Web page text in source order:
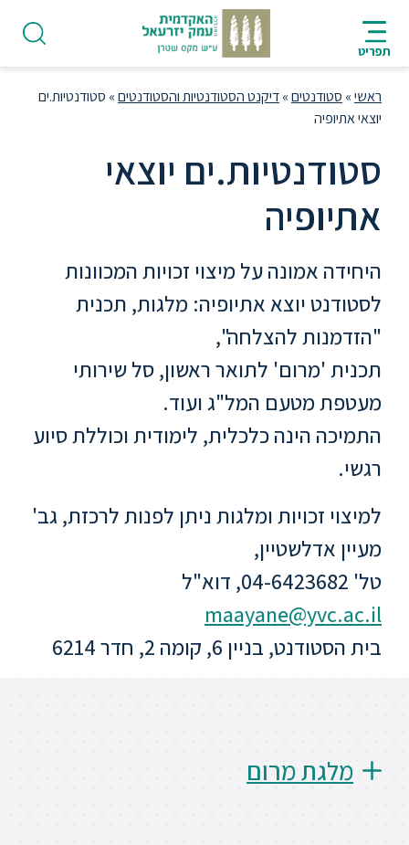
לתוכן
מרכזי
העמוד
תפריט
HE
תואר
ראשון
ללימודי
אנגלית
תואר
המרכז
הקדם
אקדמי
ראשי» סטודנטים»דיקנט הסטודנטיות והסטודנטים» סטודנטיות.ים
יוצאי אתיופיה
סטודנטיות.ים יוצאי
אתיופיה
היחידה אמונה על מיצוי זכויות המכוונות
לסטודנט יוצא אתיופיה: מלגות, תכנית
"הזדמנות להצלחה",
תכנית 'מרום' לתואר ראשון, סל שירותי
מעטפת מטעם המל"ג ועוד.
התמיכה הינה כלכלית, לימודית וכוללת סיוע
רגשי.
למיצוי זכויות ומלגות ניתן לפנות לרכזת, גב'
מעיין אדלשטיין,
טל' 04-6423682, דוא"ל
maayane@yvc.ac.il
בית הסטודנט, בניין 6, קומה 2, חדר 6214
מלגת מרום